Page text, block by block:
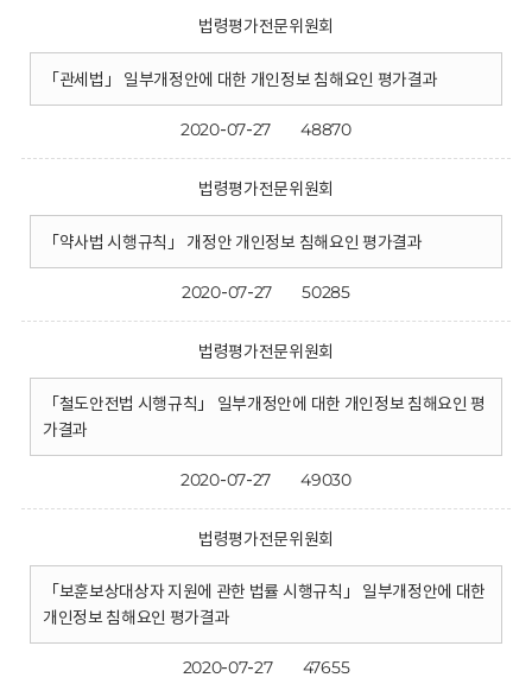
법령평가전문위원회
「관세법」 일부개정안에 대한 개인정보 침해요인 평가결과
2020-07-27 48870
법령평가전문위원회
「약사법 시행규칙」 개정안 개인정보 침해요인 평가결과
2020-07-27 50285
법령평가전문위원회
「철도안전법 시행규칙」 일부개정안에 대한 개인정보 침해요인 평
가결과
2020-07-27 49030
법령평가전문위원회
「보훈보상대상자 지원에 관한 법률 시행규칙」 일부개정안에 대한
개인정보 침해요인 평가결과
2020-07-27 47655